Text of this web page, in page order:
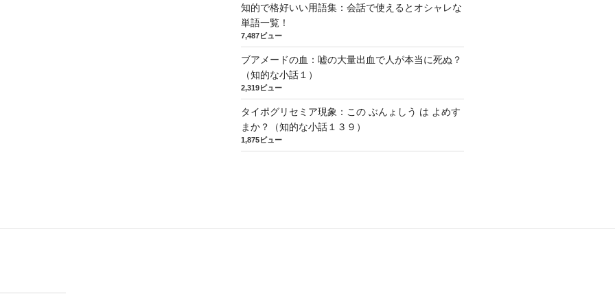
知的で格好いい用語集：会話で使えるとオシャレな
単語一覧！
7,487ビュー
ブアメードの血：嘘の大量出血で人が本当に死ぬ？
（知的な小話１）
2,319ビュー
タイポグリセミア現象：この ぶんょしう は よめす
まか？（知的な小話１３９）
1,875ビュー